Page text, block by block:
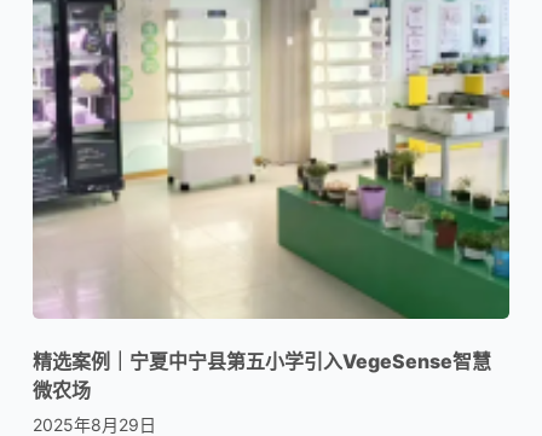
精选案例｜宁夏中宁县第五小学引入VegeSense智慧
微农场
2025年8月29日